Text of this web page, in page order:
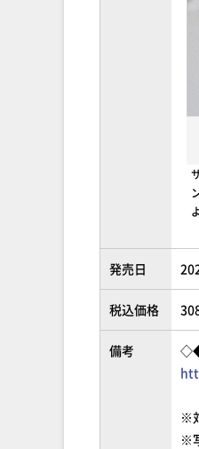
発売日
税込価格
備考
◇◆
※
※